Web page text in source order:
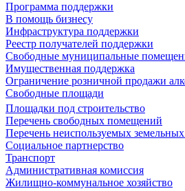
Программа поддержки
В помощь бизнесу
Инфраструктура поддержки
Реестр получателей поддержки
Свободные муниципальные
Имущественная поддержка
Ограничение розничной продажи
Свободные площади
Площадки под строительство
Перечень свободных помещений
Перечень неиспользуемых земельных
Социальное партнерство
Транспорт
Административная комиссия
Жилищно-коммунальное хозяйство